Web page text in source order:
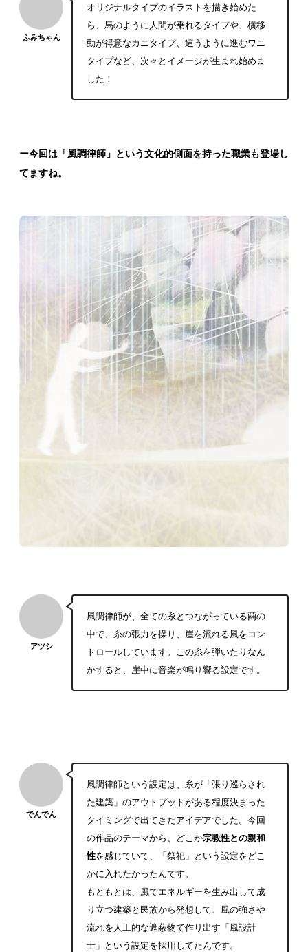
ふみちゃん
オリジナルタイプのイラストを描き始めた
ら、馬のように人間が乗れるタイプや、横移
動が得意なカニタイプ、這うように進むワニ
タイプなど、次々とイメージが生まれ始めま
した！
ー今回は「風調律師」という文化的側面を持った職業も登場し
てますね。
アツシ
風調律師が、全ての糸とつながっている繭の
中で、糸の張力を操り、崖を流れる風をコン
トロールしています。この糸を弾いたりなん
かすると、崖中に音楽が鳴り響る設定です。
でんでん
風調律師という設定は、糸が「張り巡らされ
た建築」のアウトプットがある程度決まった
タイミングで出てきたアイデアでした。今回
の作品のテーマから、どこか宗教性との親和
性を感じていて、「祭祀」という設定をどこ
かに入れたかったんです。
もともとは、風でエネルギーを生み出して成
り立つ建築と民族から発想して、風の強さや
流れを人工的な遮蔽物で作り出す「風設計
士」という設定を採用してたんです。